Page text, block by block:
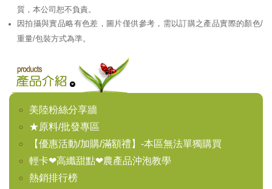
質，本公司恕不負責。
因拍攝與實品略有色差，圖片僅供參考，需以訂購之產品實際的顏色/
重量/包裝方式為準。
美陸粉絲分享牆
★原料/批發專區
【優惠活動/加購/滿額禮】-本區無法單獨購買
輕卡❤高纖甜點❤農產品沖泡教學
熱銷排行榜